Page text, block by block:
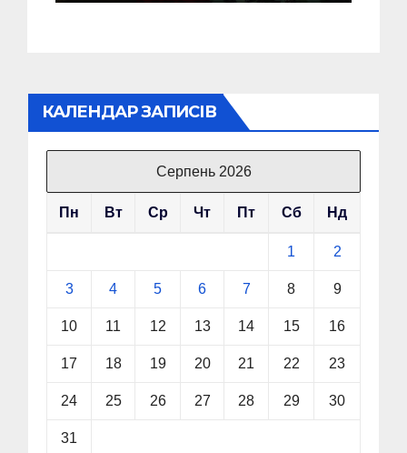
КАЛЕНДАР ЗАПИСІВ
Серпень 2026
Пн Вт Ср Чт Пт Сб Нд
1 2
3 4 5 6 7 8 9
10 11 12 13 14 15 16
17 18 19 20 21 22 23
24 25 26 27 28 29 30
31